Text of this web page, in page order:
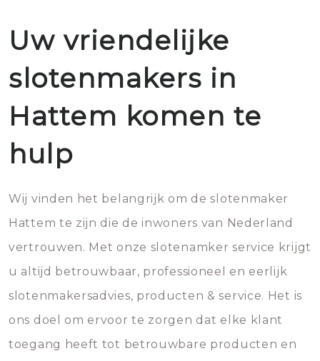
Uw vriendelijke
slotenmakers in
Hattem komen te
hulp
Wij vinden het belangrijk om de slotenmaker
Hattem te zijn die de inwoners van Nederland
vertrouwen. Met onze slotenamker service krijgt
u altijd betrouwbaar, professioneel en eerlijk
slotenmakersadvies, producten & service. Het is
ons doel om ervoor te zorgen dat elke klant
toegang heeft tot betrouwbare producten en